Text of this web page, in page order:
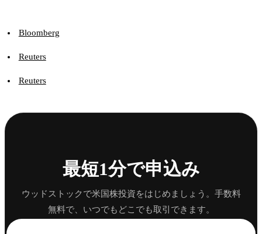
Bloomberg
Reuters
Reuters
最短1分で申込み
ウッドストックで米国株投資をはじめましょう。手数料
無料で、いつでもどこでも取引できます。